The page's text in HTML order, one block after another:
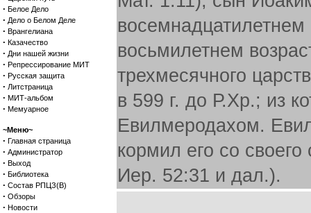
· Белое Дело
· Дело о Белом Деле
· Врангелиана
· Казачество
· Дни нашей жизни
· Репрессирование МИТ
· Русская защита
· Литстраница
· МИТ-альбом
· Мемуарное
~Меню~
· Главная страница
· Администратор
· Выход
· Библиотека
· Состав РПЦЗ(В)
· Обзоры
· Новости
восьмилетнем
трехмесячного
в 599 г. до Р.Хр.; из
Евилмеродахом.
кормил его со
Иер. 52:31 и дал.).